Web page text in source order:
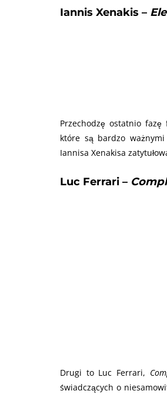
Iannis Xenakis –
Przechodzę ostatnio fazę
które są bardzo
Iannisa Xenakisa
Luc Ferrari –
Drugi to Luc Ferrari,
świadczących o